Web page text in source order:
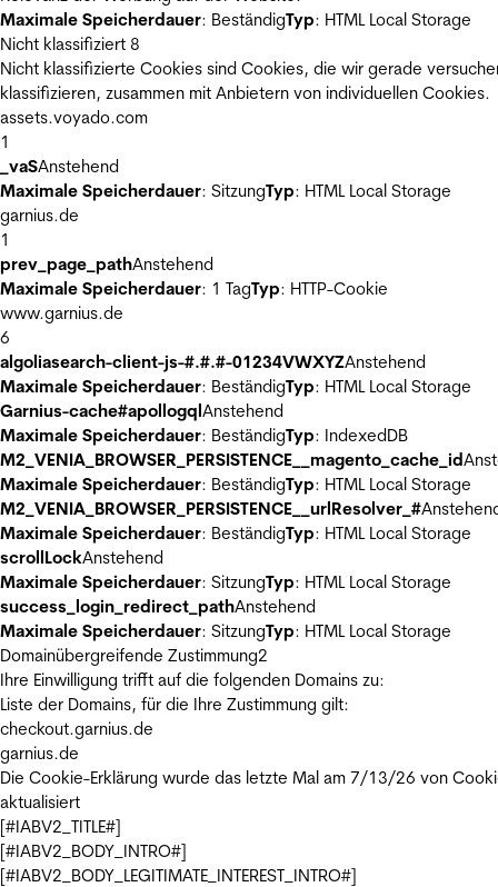
Maximale Speicherdauer: BeständigTyp: HTML Local Storage
Nicht klassifiziert 8
Nicht klassifizierte Cookies sind Cookies, die wir gerade
klassifizieren, zusammen mit Anbietern von individuellen Cookies.
assets.voyado.com
1
_vaSAnstehend
Maximale Speicherdauer: SitzungTyp: HTML Local Storage
garnius.de
1
prev_page_pathAnstehend
Maximale Speicherdauer: 1 TagTyp: HTTP-Cookie
www.garnius.de
6
algoliasearch-client-js-#.#.#-01234VWXYZAnstehend
Maximale Speicherdauer: BeständigTyp: HTML Local Storage
Garnius-cache#apollogqlAnstehend
Maximale Speicherdauer: BeständigTyp: IndexedDB
M2_VENIA_BROWSER_PERSISTENCE__magento_cache_id
Maximale Speicherdauer: BeständigTyp: HTML Local Storage
M2_VENIA_BROWSER_PERSISTENCE__urlResolver_#
Maximale Speicherdauer: BeständigTyp: HTML Local Storage
scrollLockAnstehend
Maximale Speicherdauer: SitzungTyp: HTML Local Storage
success_login_redirect_pathAnstehend
Maximale Speicherdauer: SitzungTyp: HTML Local Storage
Domainübergreifende Zustimmung2
Ihre Einwilligung trifft auf die folgenden Domains zu:
Liste der Domains, für die Ihre Zustimmung gilt:
checkout.garnius.de
garnius.de
Die Cookie-Erklärung wurde das letzte Mal am 7/13/26 von
aktualisiert
[#IABV2_TITLE#]
[#IABV2_BODY_INTRO#]
[#IABV2_BODY_LEGITIMATE_INTEREST_INTRO#]